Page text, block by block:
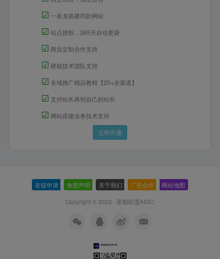
☑ 一条龙搭建同款网站
☑ 站点授权，365天自动更新
☑ 商业定制合作支持
☑ 硬核技术团队支持
☑ 全域推广精品教程【20+全渠道】
☑ 支持站长再招自己的站长
☑ 网站搭建业务技术支持
立即开通
友链申请 免责声明 关于我们 广告合作 网站地图
Copyright © 2025 · 星舰联盟AIGC